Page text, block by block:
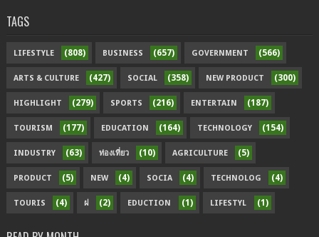
TAGS
LIFESTYLE (808) BUSINESS (657) GOVERNMENT (566)
ARTS & CULTURE (427) SOCIAL (358) NEW PRODUCT (300)
HIGHLIGHT (279) SPORTS (216) ENTERTAIN (187)
TOURISM (177) EDUCATION (164) TECHNOLOGY (154)
INDUSTRY (63) ท่องเที่ยว (10) AGRICULTURE (5)
PRODUCT (5) NEW (4) SOCIA (4) TECHNOLOG (4)
TOURIS (4) ฝ (2) EDUCTION (1) LIFESTYL (1)